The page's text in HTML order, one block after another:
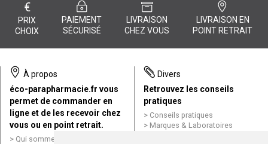
€
PRIX
CHOIX
PAIEMENT
SÉCURISÉ
LIVRAISON
CHEZ VOUS
LIVRAISON EN
POINT RETRAIT
À propos
éco-parapharmacie.fr vous
permet de commander en
ligne et de les recevoir chez
vous ou en point retrait.
Qui sommes nous ?
Divers
Retrouvez les conseils
pratiques
Conseils pratiques
Marques & Laboratoires